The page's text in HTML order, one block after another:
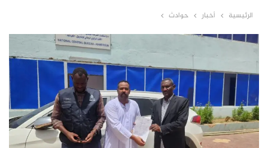
الرئيسية أخبار حوادث